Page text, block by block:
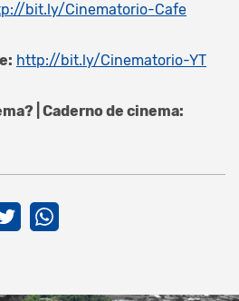
bit.ly/Cinematorio-Cafe
http://bit.ly/Cinematorio-YT
| Caderno de cinema: